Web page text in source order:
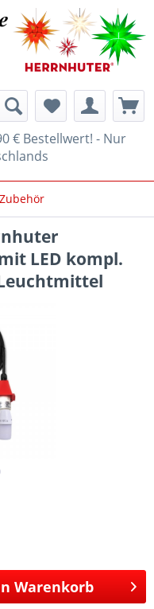
€ Bestellwert! - Nur
LED kompl.
Warenkorb